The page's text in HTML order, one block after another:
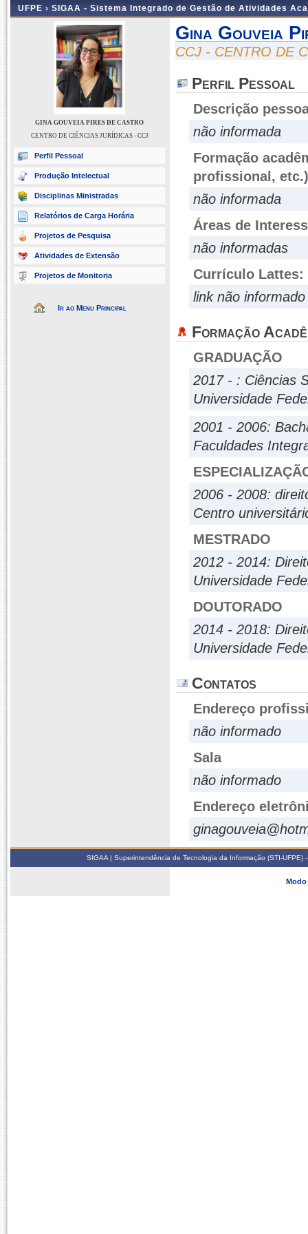
UFPE › SIGAA - Sistema Integrado de Gestão de Atividades
GINA GOUVEIA PIRES DE CASTRO
CENTRO DE CIÊNCIAS JURÍDICAS - CCJ
Perfil Pessoal
Produção Intelectual
Disciplinas Ministradas
Relatórios de Carga Horária
Projetos de Pesquisa
Atividades de Extensão
Projetos de Monitoria
Ir ao Menu Principal
Gina Gouveia
CCJ - CENTRO DE
Perfil Pessoal
Descrição
não informada
Formação
profissional, etc.)
não informada
Áreas de
não informadas
Currículo Lattes:
link não informado
Formação
GRADUAÇÃO
2017 - : Ciências
Universidade
2001 - 2006:
Faculdades
2006 - 2008:
Centro
MESTRADO
2012 - 2014:
Universidade
DOUTORADO
2014 - 2018:
Universidade
Contatos
Endereço
não informado
Sala
não informado
Endereço
SIGAA | Superintendência de Tecnologia da Informação (STI-
Modo